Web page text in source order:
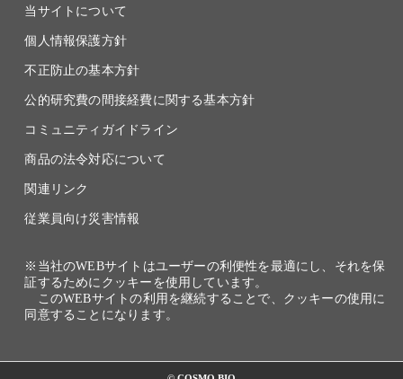
当サイトについて
個人情報保護方針
不正防止の基本方針
公的研究費の間接経費に関する基本方針
コミュニティガイドライン
商品の法令対応について
関連リンク
従業員向け災害情報
※当社のWEBサイトはユーザーの利便性を最適にし、それを保
証するためにクッキーを使用しています。
このWEBサイトの利用を継続することで、クッキーの使用に
同意することになります。